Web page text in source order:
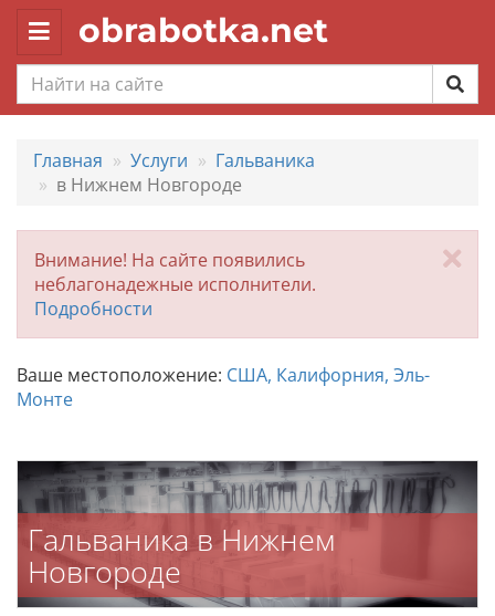
Toggle
navigation
obrabotka.net
Главная Услуги
Гальваника
в Нижнем Новгороде
Внимание! На сайте появились
неблагонадежные исполнители.
Подробности
Ваше местоположение: США, Калифорния, Эль-
Монте
Гальваника в Нижнем
Новгороде